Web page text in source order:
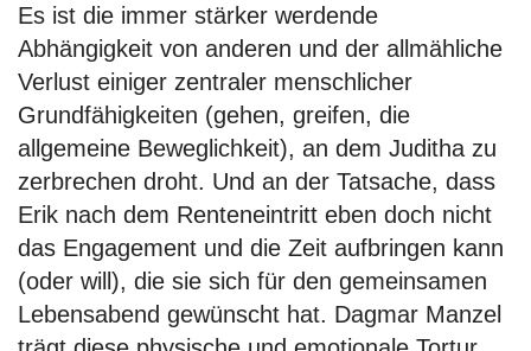
Es ist die immer stärker werdende
Abhängigkeit von anderen und der allmähliche
Verlust einiger zentraler menschlicher
Grundfähigkeiten (gehen, greifen, die
allgemeine Beweglichkeit), an dem Juditha zu
zerbrechen droht. Und an der Tatsache, dass
Erik nach dem Renteneintritt eben doch nicht
das Engagement und die Zeit aufbringen kann
(oder will), die sie sich für den gemeinsamen
Lebensabend gewünscht hat. Dagmar Manzel